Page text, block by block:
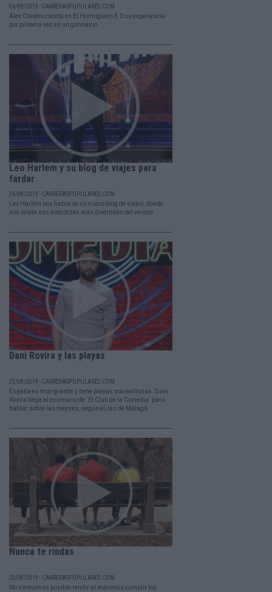
06/09/2019 - CARRERASPOPULARES.COM
Álex Clavero cuenta en El Hormiguero 3.0 su experiencia
por primera vez en un gimnasio.
Leo Harlem y su blog de viajes para
fardar
26/08/2019 - CARRERASPOPULARES.COM
Leo Harlem nos habla de su nuevo blog de viajes, donde
nos relata sus anécdotas más divertidas del verano.
Dani Rovira y las playas
23/08/2019 - CARRERASPOPULARES.COM
España es muy grande y tiene playas maravillosas. Dani
Rovira llega al escenario de ´El Club de la Comedia´ para
hablar sobre las mejores, según él, las de Málaga.
Nunca te rindas
20/08/2019 - CARRERASPOPULARES.COM
No siempre es posible rendir al máximo y cumplir los